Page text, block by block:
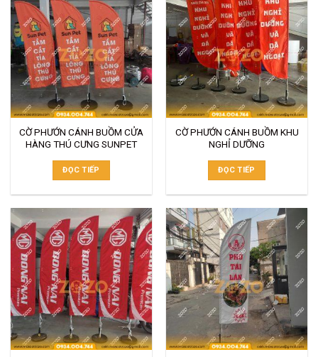
CỜ PHƯỚN CÁNH BUỒM CỬA
HÀNG THÚ CƯNG SUNPET
ĐỌC TIẾP
CỜ PHƯỚN CÁNH BUỒM KHU
NGHỈ DƯỠNG
ĐỌC TIẾP